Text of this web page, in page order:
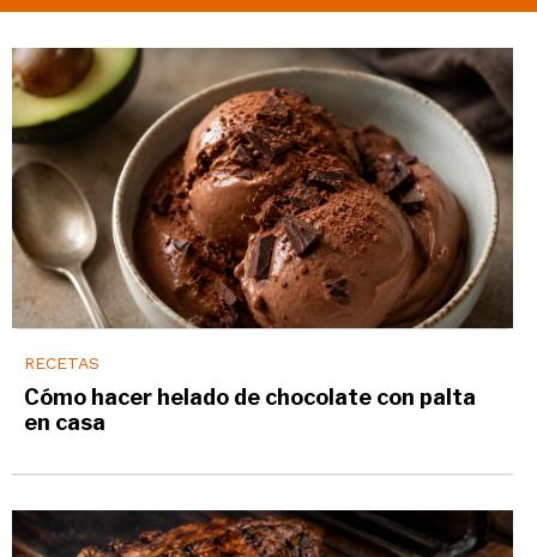
RECETAS
Cómo hacer helado de chocolate con palta
en casa